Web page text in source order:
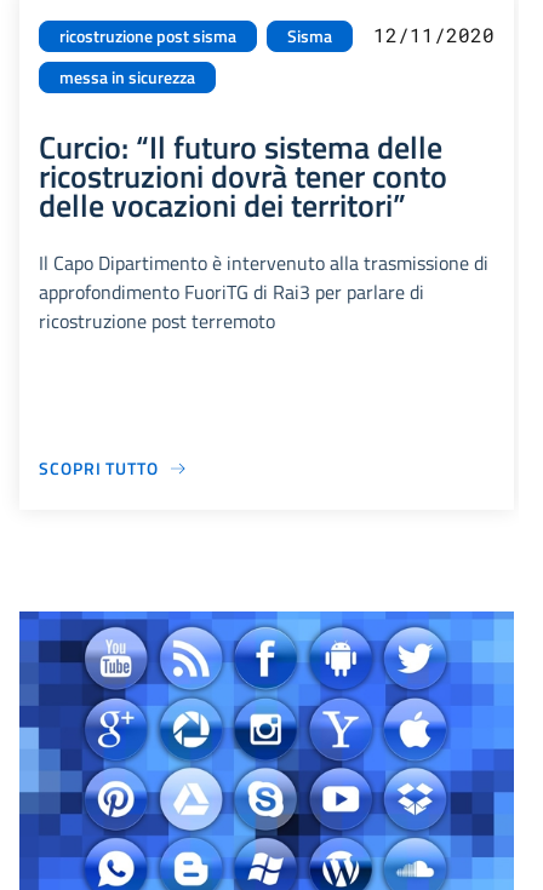
ricostruzione post sisma
Sisma
messa in sicurezza
12/11/2020
Curcio: “Il futuro sistema delle
ricostruzioni dovrà tener conto
delle vocazioni dei territori”
Il Capo Dipartimento è intervenuto alla trasmissione di
approfondimento FuoriTG di Rai3 per parlare di
ricostruzione post terremoto
SCOPRI TUTTO